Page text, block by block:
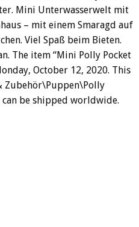
Mini Unterwasserwelt mit
– mit einem Smaragd auf
Viel Spaß beim Bieten.
The item “Mini Polly Pocket
October 12, 2020. This
Zubehör\Puppen\Polly
can be shipped worldwide.